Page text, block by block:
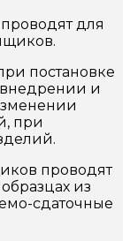
для
постановке
и
при
проводят
из
сдаточные